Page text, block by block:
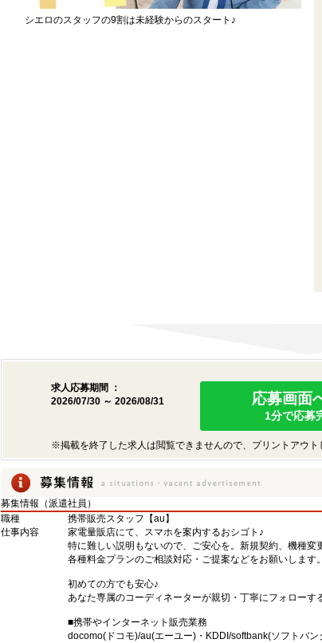
シエロのスタッフの9割は未経験からのスタート♪
求人応募期間 ：
2026/07/30 ～ 2026/08/31
応募画面
1分で応募
※掲載を終了した求人は閲覧できませんので、プリントアウト
募集情報（派遣社員）
職種
携帯販売スタッフ【au】
仕事内容
家電量販店にて、スマホを案内するおシゴト♪
特に難しい説明もないので、ご安心を。新規契約、機種変
各種料金プランのご相談対応・ご提案などをお願いします。
初めての方でも安心♪
あなた専属のコーディネーターが親切・丁寧にフォロー
■携帯やインターネット販売業務
docomo(ドコモ)/au(エーユー)・KDDI/softbank(ソフトバン